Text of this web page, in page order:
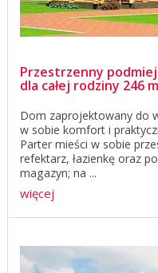
Przestrzenny
dla całej rodziny 246
Dom zaprojektowany do
w sobie komfort i
Parter mieści w sobie
refektarz, łazienkę oraz
magazyn; na ...
więcej